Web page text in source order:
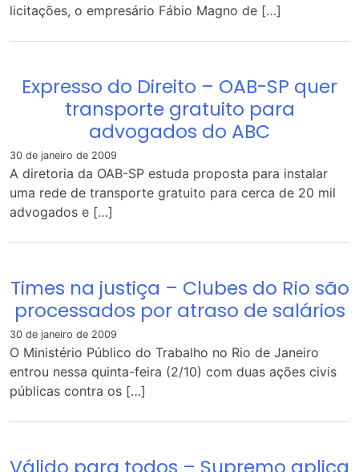
licitações, o empresário Fábio Magno de […]
Expresso do Direito – OAB-SP quer
transporte gratuito para
advogados do ABC
30 de janeiro de 2009
A diretoria da OAB-SP estuda proposta para instalar
uma rede de transporte gratuito para cerca de 20 mil
advogados e […]
Times na justiça – Clubes do Rio são
processados por atraso de salários
30 de janeiro de 2009
O Ministério Público do Trabalho no Rio de Janeiro
entrou nessa quinta-feira (2/10) com duas ações civis
públicas contra os […]